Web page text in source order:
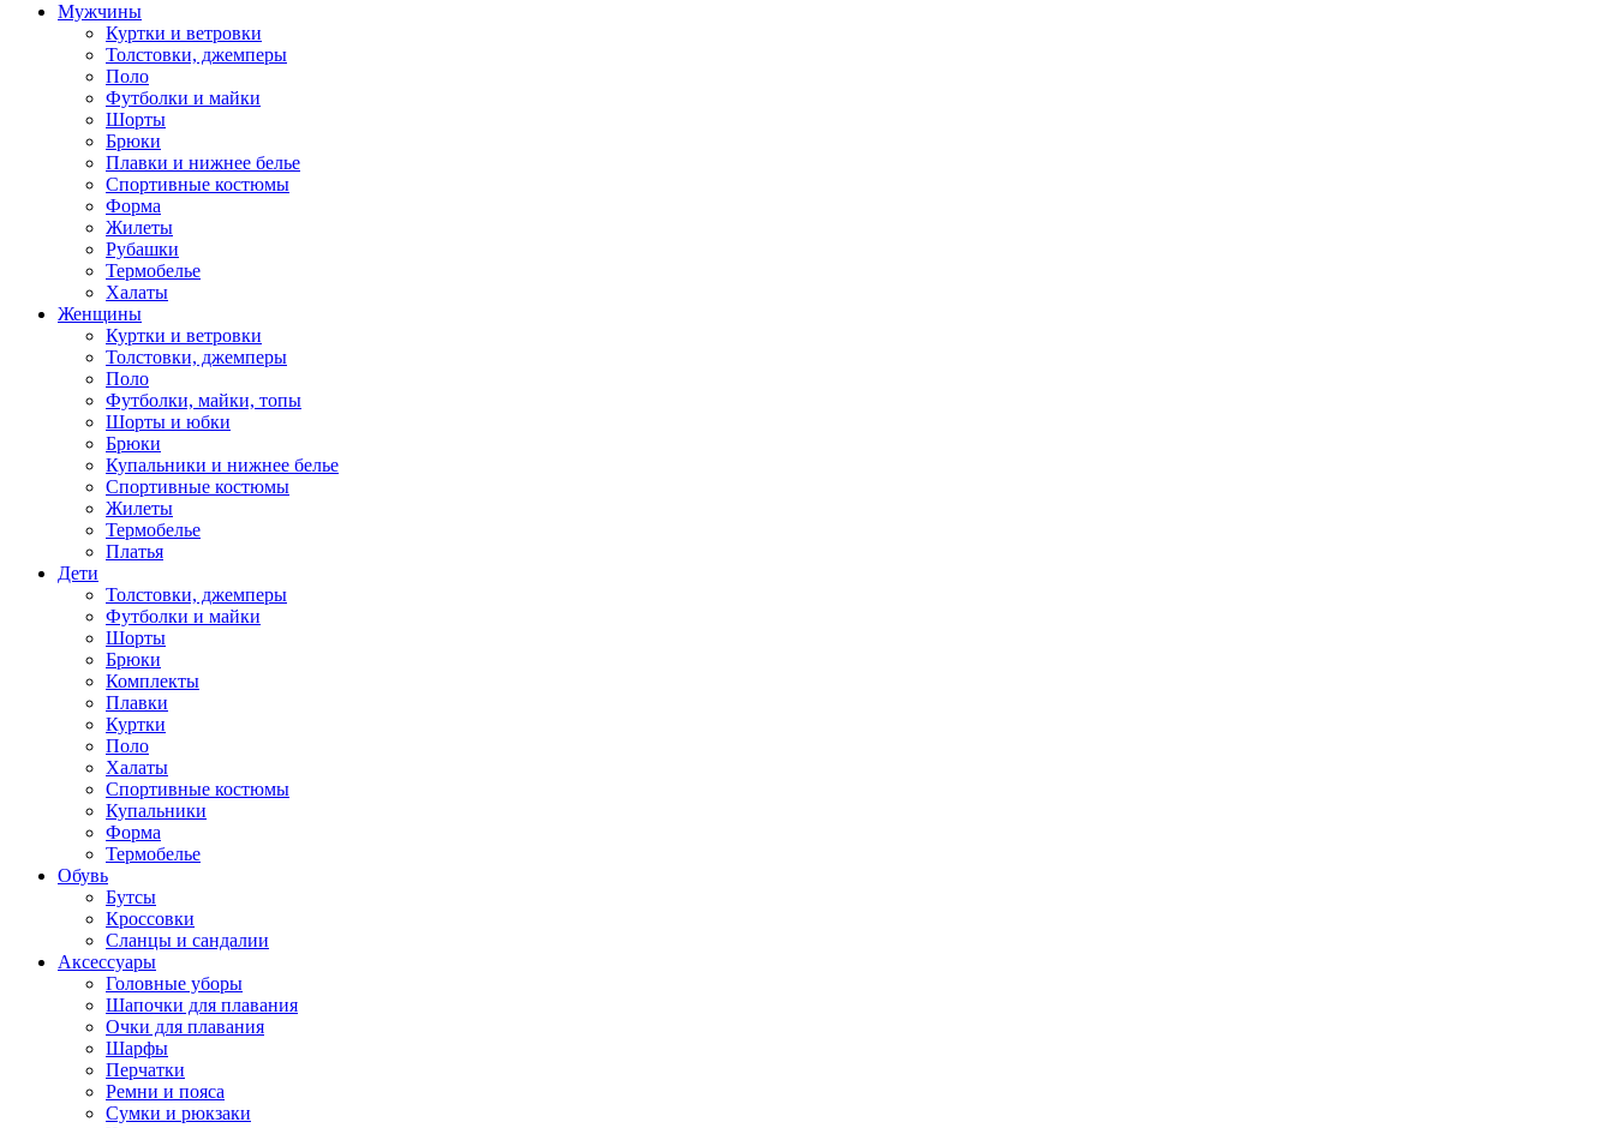
Мужчины
Куртки и ветровки
Толстовки, джемперы
Поло
Футболки и майки
Шорты
Брюки
Плавки и нижнее белье
Спортивные костюмы
Форма
Жилеты
Рубашки
Термобелье
Халаты
Женщины
Куртки и ветровки
Толстовки, джемперы
Поло
Футболки, майки, топы
Шорты и юбки
Брюки
Купальники и нижнее белье
Спортивные костюмы
Жилеты
Термобелье
Платья
Дети
Толстовки, джемперы
Футболки и майки
Шорты
Брюки
Комплекты
Плавки
Куртки
Поло
Халаты
Спортивные костюмы
Купальники
Форма
Термобелье
Обувь
Бутсы
Кроссовки
Сланцы и сандалии
Аксессуары
Головные уборы
Шапочки для плавания
Очки для плавания
Шарфы
Перчатки
Ремни и пояса
Сумки и рюкзаки